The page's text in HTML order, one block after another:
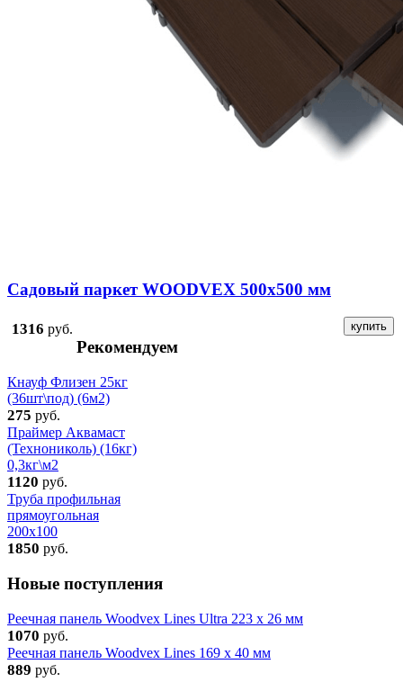
Садовый паркет WOODVEX 500x500 мм
1316 руб.
Рекомендуем
Кнауф Флизен 25кг
(36шт\под) (6м2)
275 руб.
Праймер Аквамаст
(Технониколь) (16кг)
0,3кг\м2
1120 руб.
Труба профильная
прямоугольная
200x100
1850 руб.
Новые поступления
Реечная панель Woodvex Lines Ultra 223 x 26 мм
1070 руб.
Реечная панель Woodvex Lines 169 x 40 мм
889 руб.